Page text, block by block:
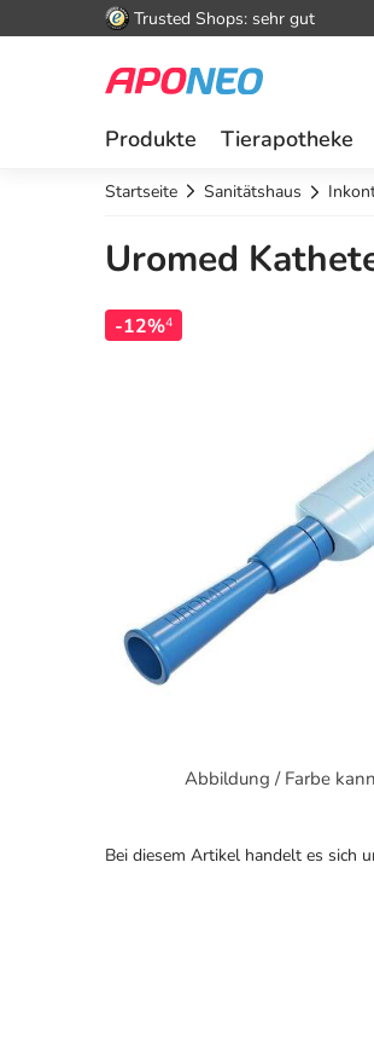
Trusted Shops: sehr gut
Produkte Tierapotheke
Startseite Sanitätshaus
Uromed
-12%4
Abbildung / Farbe
Bei diesem Artikel handelt es sich